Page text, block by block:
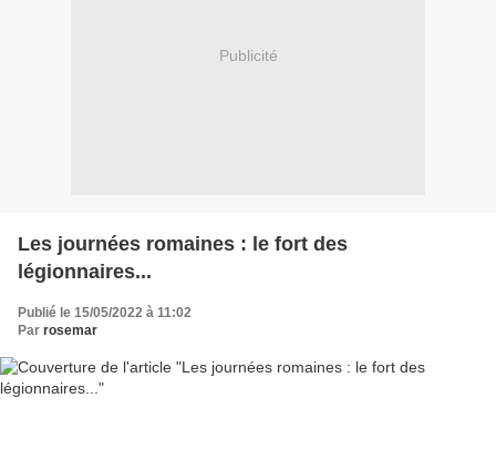
Publicité
Les journées romaines : le fort des
légionnaires...
Publié le 15/05/2022 à 11:02
Par rosemar